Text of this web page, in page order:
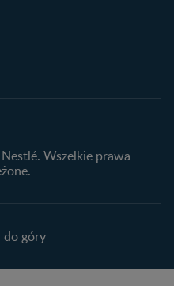
Wszelkie prawa
do góry